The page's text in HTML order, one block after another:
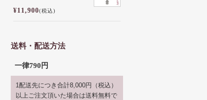
¥11,900(税込)
送料・配送方法
一律790円
1配送先につき合計8,000円（税込）
以上ご注文頂いた場合は送料無料で